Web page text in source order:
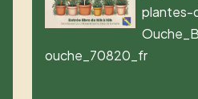
plantes-
ouche_70820_fr